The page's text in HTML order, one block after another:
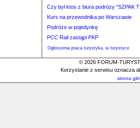
Czy był ktos z biura podrózy "SZPAK
Kurs na przewodnika po Warszawie
Podróże w pojedynkę
PCC Rail zastąpi PKP
Ogłoszenia praca turystyka, w turystyce
© 2026 FORUM-
Korzystanie z serwisu oznacza
strona